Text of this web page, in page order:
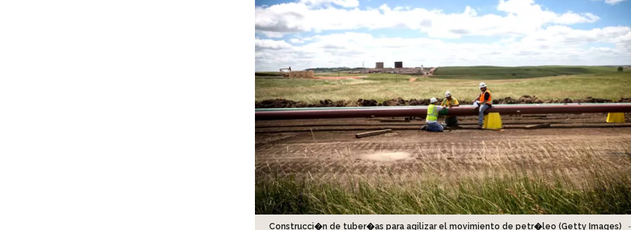
Construcci�n de tuber�as para agilizar el movimiento de petr�leo (Getty Images)
-